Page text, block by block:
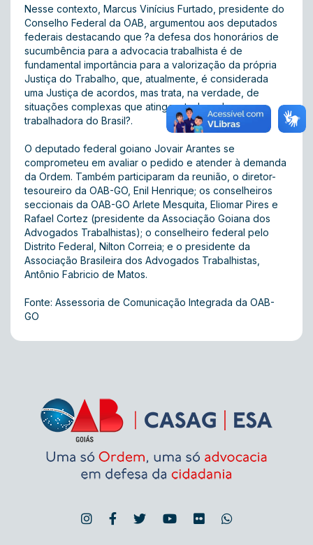
Nesse contexto, Marcus Vinícius Furtado, presidente do
Conselho Federal da OAB, argumentou aos deputados
federais destacando que ?a defesa dos honorários de
sucumbência para a advocacia trabalhista é de
fundamental importância para a valorização da própria
Justiça do Trabalho, que, atualmente, é considerada
uma Justiça de acordos, mas trata, na verdade, de
situações complexas que atingem toda a classe
trabalhadora do Brasil?.
O deputado federal goiano Jovair Arantes se
comprometeu em avaliar o pedido e atender à demanda
da Ordem. Também participaram da reunião, o diretor-
tesoureiro da OAB-GO, Enil Henrique; os conselheiros
seccionais da OAB-GO Arlete Mesquita, Eliomar Pires e
Rafael Cortez (presidente da Associação Goiana dos
Advogados Trabalhistas); o conselheiro federal pelo
Distrito Federal, Nilton Correia; e o presidente da
Associação Brasileira dos Advogados Trabalhistas,
Antônio Fabricio de Matos.
Fonte: Assessoria de Comunicação Integrada da OAB-
GO